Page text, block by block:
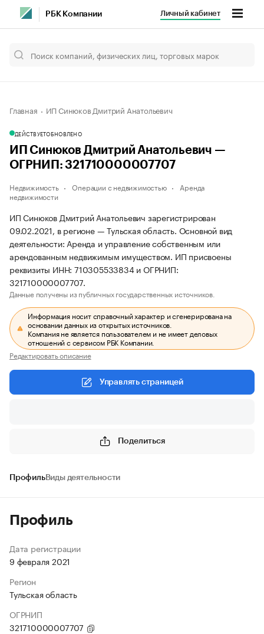
РБК Компании Личный кабинет
Главная ИП Синюков Дмитрий Анатольевич
ДЕЙСТВУЕТОБНОВЛЕНО
ИП Синюков Дмитрий Анатольевич —
ОГРНИП: 321710000007707
Недвижимость Операции с недвижимостью
Аренда
недвижимости
ИП Синюков Дмитрий Анатольевич зарегистрирован
09.02.2021, в регионе — Тульская область. Основной вид
деятельности: Аренда и управление собственным или
арендованным недвижимым имуществом. ИП присвоены
реквизиты ИНН: 710305533834 и ОГРНИП:
321710000007707.
Данные получены из публичных государственных источников.
Информация носит справочный характер и сгенерирована на
основании данных из открытых источников.
Компания не является пользователем и не имеет деловых
отношений с сервисом РБК Компании.
Редактировать описание
Управлять страницей
Поделиться
ПрофильВиды деятельности
Профиль
Дата регистрации
9 февраля 2021
Регион
Тульская область
ОГРНИП
321710000007707